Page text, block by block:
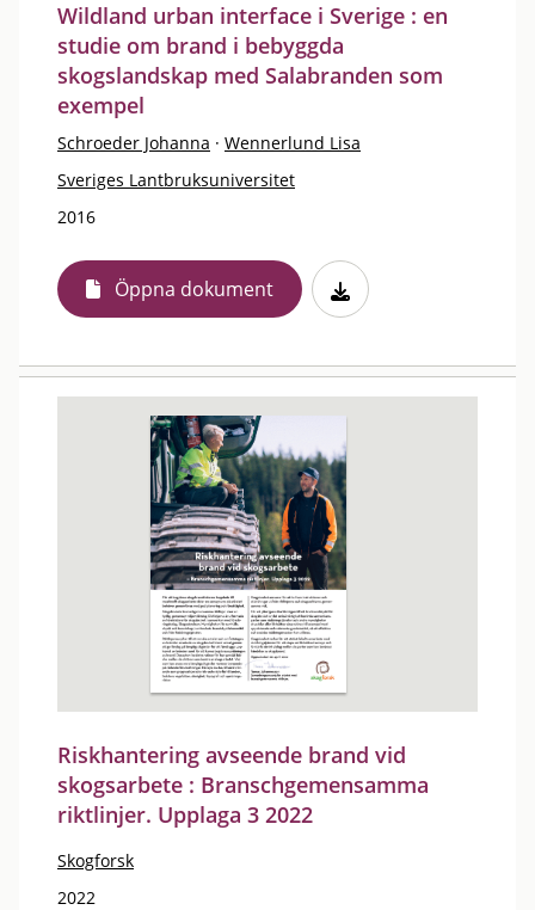
Wildland urban interface i Sverige : en
studie om brand i bebyggda
skogslandskap med Salabranden som
exempel
Schroeder Johanna · Wennerlund Lisa
Sveriges Lantbruksuniversitet
2016
Öppna dokument
Riskhantering avseende brand vid
skogsarbete : Branschgemensamma
riktlinjer. Upplaga 3 2022
Skogforsk
2022